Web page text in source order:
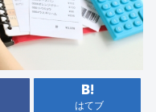
はてブ